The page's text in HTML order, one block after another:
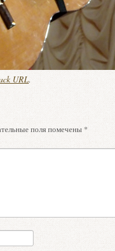
URL.
поля помечены *